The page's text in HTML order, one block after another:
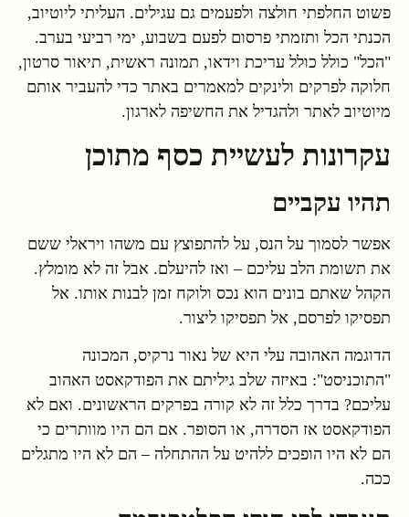
פשוט החלפתי חולצה ולפעמים גם עגילים. העליתי ליוטיוב,
הכנתי הכל ותזמתי פרסום לפעם בשבוע, ימי רביעי בערב.
"הכל" כולל כולל עריכת וידאו, תמונה ראשית, תיאור סרטון,
חלוקה לפרקים ולינקים למאמרים באתר כדי להעביר אותם
מיוטיוב לאתר ולהגדיל את החשיפה לארגון.
עקרונות לעשיית כסף מתוכן
תהיו עקביים
אפשר לסמוך על הנס, על להתפוצץ עם משהו ויראלי ששם
את תשומת הלב עליכם – ואז להיעלם. אבל זה לא מומלץ.
הקהל שאתם בונים הוא נכס ולוקח זמן לבנות אותו. אל
תפסיקו לפרסם, אל תפסיקו ליצור.
הדוגמה האהובה עלי היא של נאור נרקיס, המכונה
"התוכניסט": באיזה שלב גיליתם את הפודקאסט האהוב
עליכם? בדרך כלל זה לא קורה בפרקים הראשונים. ואם לא
הפודקאסט אז הסדרה, או הסופר. אם הם היו מוותרים כי
הם לא היו הופכים ללהיט על ההתחלה – הם לא היו מתגלים
ככה.